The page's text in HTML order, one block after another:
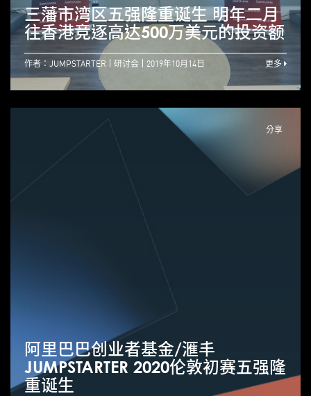
三藩市湾区五强隆重诞生 明年二月
往香港竞逐高达500万美元的投资额
作者：JUMPSTARTER 研讨会 2019年10月14日 更多
分享
阿里巴巴创业者基金/滙丰
JUMPSTARTER 2020伦敦初赛五强隆
重诞生